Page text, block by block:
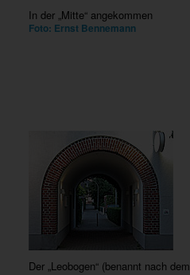
In der „Mitte“ angekommen
Foto: Ernst Bennemann
Der „Leobogen“ (benannt nach dem